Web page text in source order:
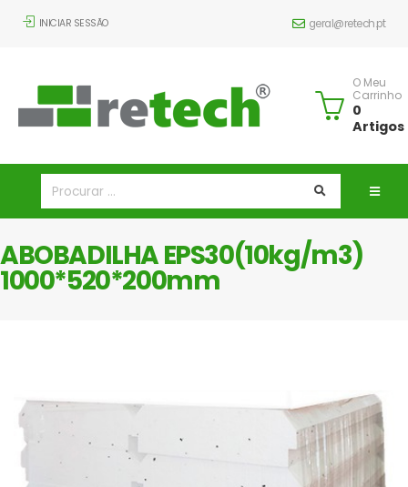
INICIAR SESSÃO geral@retech.pt
O Meu
Carrinho
0
Artigos
ABOBADILHA EPS30(10kg/m3)
1000*520*200mm